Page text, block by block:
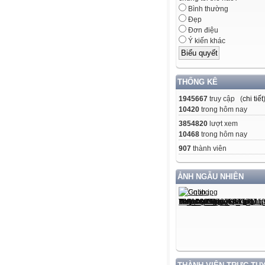
Bình thường
Đẹp
Đơn điệu
Ý kiến khác
THỐNG KÊ
1945667 truy cập (chi tiết)
10420 trong hôm nay
3854820 lượt xem
10468 trong hôm nay
907 thành viên
ẢNH NGẪU NHIÊN